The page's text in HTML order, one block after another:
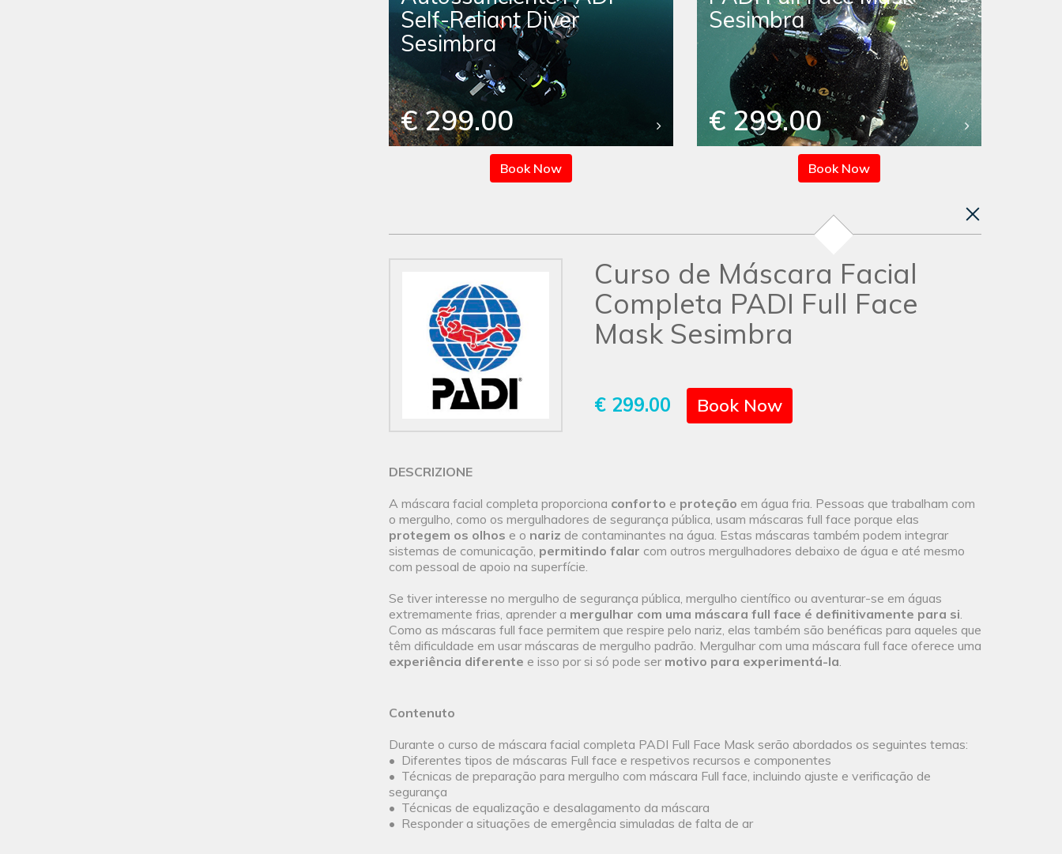
Self-Reliant Diver
Sesimbra
€ 299.00
Book Now
Sesimbra
€ 299.00
Book Now
Curso de Máscara Facial
Completa PADI Full Face
Mask Sesimbra
€ 299.00 Book Now
DESCRIZIONE
A máscara facial completa proporciona conforto e proteção em água fria. Pessoas que trabalham com
o mergulho, como os mergulhadores de segurança pública, usam máscaras full face porque elas
protegem os olhos e o nariz de contaminantes na água. Estas máscaras também podem integrar
sistemas de comunicação, permitindo falar com outros mergulhadores debaixo de água e até mesmo
com pessoal de apoio na superfície.
Se tiver interesse no mergulho de segurança pública, mergulho científico ou aventurar-se em águas
extremamente frias, aprender a mergulhar com uma máscara full face é definitivamente para si.
Como as máscaras full face permitem que respire pelo nariz, elas também são benéficas para aqueles que
têm dificuldade em usar máscaras de mergulho padrão. Mergulhar com uma máscara full face oferece uma
experiência diferente e isso por si só pode sermotivo para experimentá-la.
Contenuto
Durante o curso de máscara facial completa PADI Full Face Mask serão abordados os seguintes temas:
• Diferentes tipos de máscaras Full face e respetivos recursos e componentes
• Técnicas de preparação para mergulho com máscara Full face, incluindo ajuste e verificação de
segurança
• Técnicas de equalização e desalagamento da máscara
• Responder a situações de emergência simuladas de falta de ar